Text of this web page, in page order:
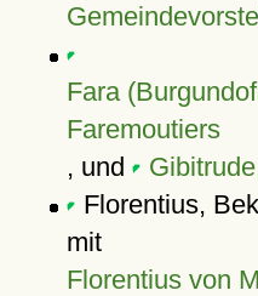
Fara
Faremoutiers
, und
Florentius,
mit
Florentius von